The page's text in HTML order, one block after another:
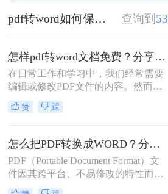
pdf转word如何保留原格式 查询到
怎样pdf转word文档免费？分享这3种转换方法!
在日常工作和学习中，我们经常需要
编辑或修改PDF文件的内容。然而，
由于PDF格式的只读特性，直接编辑
并不容易。那么怎样pdf转word文档免
PDF转Word方法。
赞 踩
怎么把PDF转换成WORD？分享四种转换方法！
PDF（Portable Document Format）文
件因其跨平台、不易修改的特性而被
广泛使用，但在某些情况下，我们可